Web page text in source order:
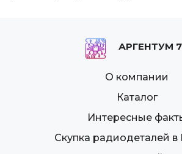
АРГЕНТУМ
О компании
Каталог
Интересные
Скупка радиодеталей в